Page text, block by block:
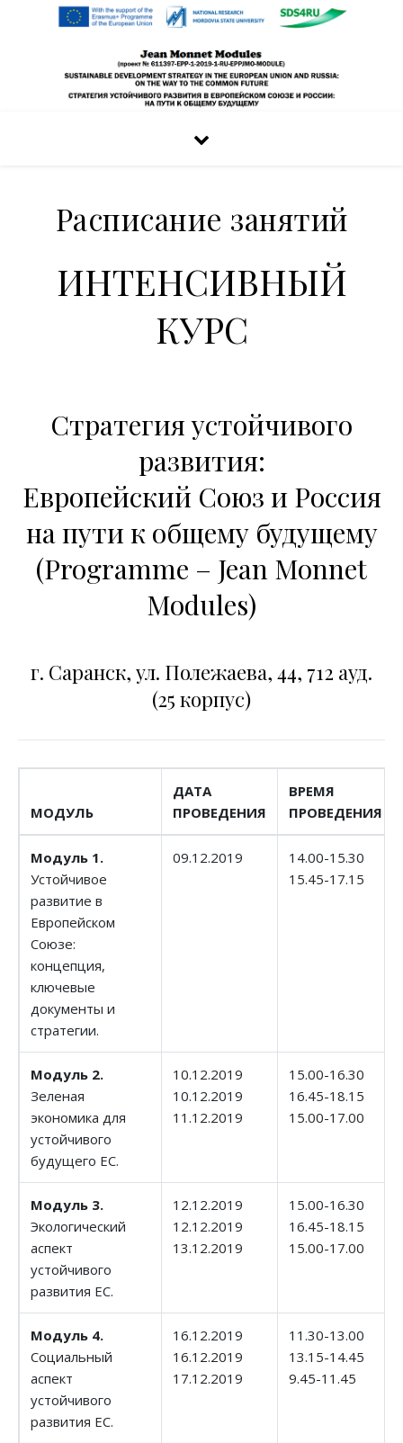
Расписание занятий
ИНТЕНСИВНЫЙ
КУРС
Стратегия устойчивого
развития:
Европейский Союз и Россия
на пути к общему будущему
(Programme – Jean Monnet
Modules)
г. Саранск, ул. Полежаева, 44, 712 ауд.
(25 корпус)
МОДУЛЬ
ДАТА
ПРОВЕДЕНИЯ
ВРЕМЯ
ПРОВЕДЕНИЯ
Модуль 1.
Устойчивое
развитие в
Европейском
Союзе:
концепция,
ключевые
документы и
стратегии.
09.12.2019
14.00-15.30
15.45-17.15
Модуль 2.
Зеленая
экономика для
устойчивого
будущего ЕС.
10.12.2019
10.12.2019
11.12.2019
15.00-16.30
16.45-18.15
15.00-17.00
Модуль 3.
Экологический
аспект
устойчивого
развития ЕС.
12.12.2019
12.12.2019
13.12.2019
15.00-16.30
16.45-18.15
15.00-17.00
Модуль 4.
Социальный
аспект
устойчивого
развития ЕС.
16.12.2019
16.12.2019
17.12.2019
11.30-13.00
13.15-14.45
9.45-11.45